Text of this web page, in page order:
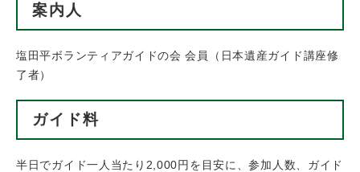
案内人
塩田平ボランティアガイドの会 会員（日本遺産ガイド講座修
了者）
ガイド料
半日でガイド一人当たり2,000円を目安に、参加人数、ガイド